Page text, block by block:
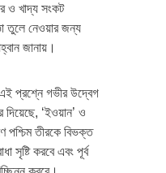
ও খাদ্য সংকট
তুলে নেওয়ার জন্য
জানায়।
প্রশ্নে গভীর উদ্বেগ
দিয়েছে, ‘ইওয়ান’ ও
পশ্চিম তীরকে বিভক্ত
সৃষ্টি করবে এবং পূর্ব